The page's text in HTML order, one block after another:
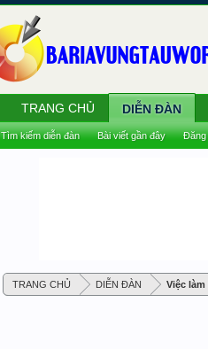
TRANG CHỦ DIỄN ĐÀN Việc làm
TRANG CHỦ DIỄN ĐÀN
Tìm kiếm diễn đàn Bài viết gần đây Đăng